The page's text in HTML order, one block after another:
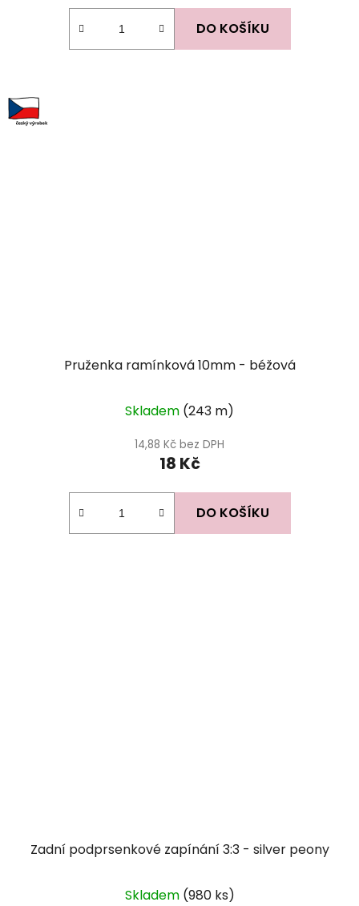
DO KOŠÍKU
Pruženka ramínková 10mm - béžová
Skladem (243 m)
14,88 Kč bez DPH
18 Kč
DO KOŠÍKU
Zadní podprsenkové zapínání 3:3 - silver peony
Skladem (980 ks)